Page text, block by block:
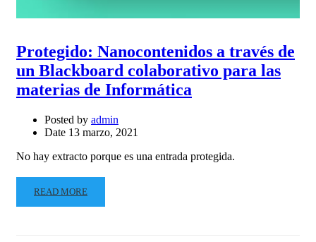
Protegido: Nanocontenidos a través de
un Blackboard colaborativo para las
materias de Informática
Posted by admin
Date 13 marzo, 2021
No hay extracto porque es una entrada protegida.
READ MORE